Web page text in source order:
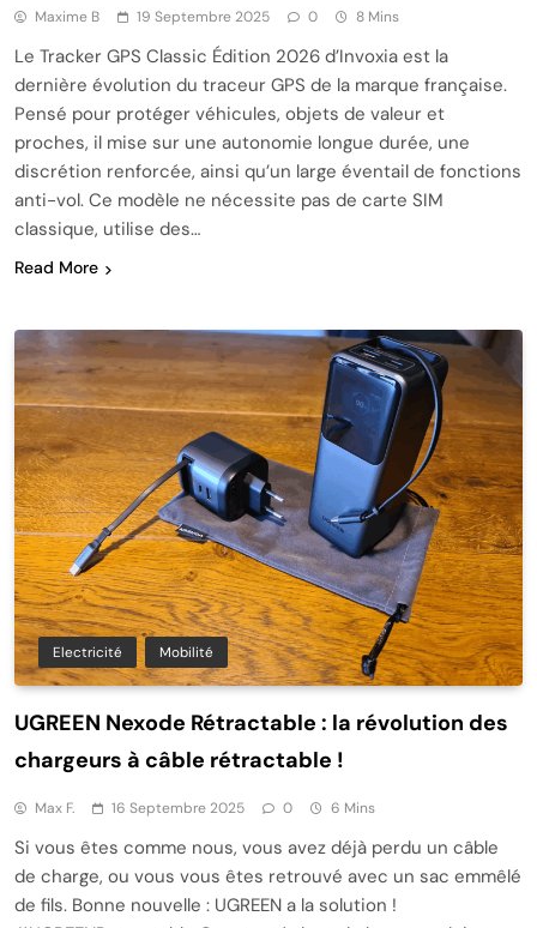
Maxime B 19 Septembre 2025 0 8 Mins
Le Tracker GPS Classic Édition 2026 d’Invoxia est la
dernière évolution du traceur GPS de la marque française.
Pensé pour protéger véhicules, objets de valeur et
proches, il mise sur une autonomie longue durée, une
discrétion renforcée, ainsi qu’un large éventail de fonctions
anti-vol. Ce modèle ne nécessite pas de carte SIM
classique, utilise des…
Read More
Electricité Mobilité
UGREEN Nexode Rétractable : la révolution des
chargeurs à câble rétractable !
Max F. 16 Septembre 2025 0 6 Mins
Si vous êtes comme nous, vous avez déjà perdu un câble
de charge, ou vous vous êtes retrouvé avec un sac emmêlé
de fils. Bonne nouvelle : UGREEN a la solution !